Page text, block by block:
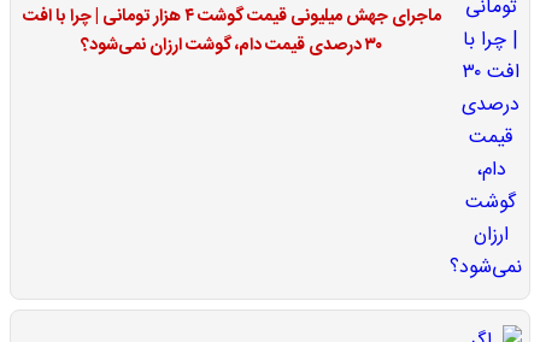
ماجرای جهش میلیونی قیمت گوشت ۴ هزار تومانی | چرا با افت
۳۰ درصدی قیمت دام، گوشت ارزان نمی‌شود؟